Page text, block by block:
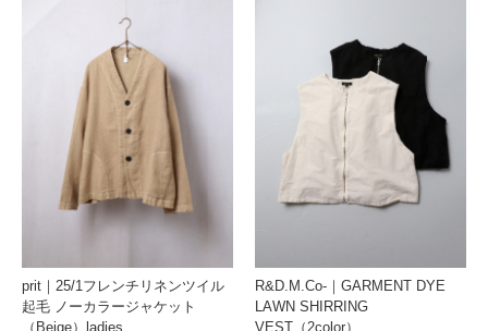
prit｜25/1フレンチリネンツイル
起毛 ノーカラージャケット
R&D.M.Co-｜GARMENT DYE
LAWN SHIRRING